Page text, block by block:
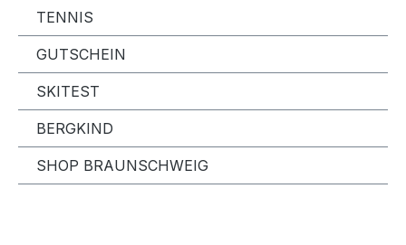
TENNIS
GUTSCHEIN
SKITEST
BERGKIND
SHOP BRAUNSCHWEIG